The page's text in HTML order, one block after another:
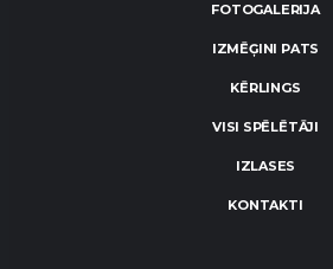
FOTOGALERIJA
IZMĒĢINI PATS
KĒRLINGS
VISI SPĒLĒTĀJI
IZLASES
KONTAKTI